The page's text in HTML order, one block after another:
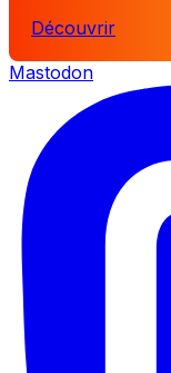
Découvrir
Mastodon